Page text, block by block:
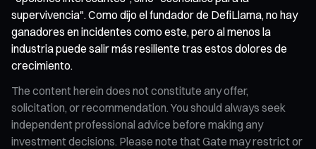
supervivencia". Como dijo el fundador de DefiLlama, no hay
ganadores en incidentes como este, pero al menos la
industria puede salir más resiliente tras estos dolores de
crecimiento.
The content herein does not constitute any offer,
solicitation, or recommendation. You should always seek
independent professional advice before making any
investment decisions. Please note that Gate may restrict or